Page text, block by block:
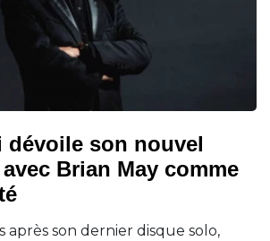
dévoile son nouvel
Brian May comme
après son dernier disque solo,